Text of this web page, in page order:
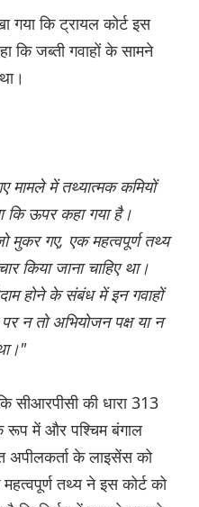
गया कि ट्रायल कोर्ट इस
कि जब्ती गवाहों के सामने
मामले में तथ्यात्मक कमियों
कि ऊपर कहा गया है।
मुकर गए, एक महत्वपूर्ण तथ्य
किया जाना चाहिए था।
होने के संबंध में इन गवाहों
न तो अभियोजन पक्ष या न
सीआरपीसी की धारा 313
रूप में और पश्चिम बंगाल
के लाइसेंस को
तथ्य ने इस कोर्ट को